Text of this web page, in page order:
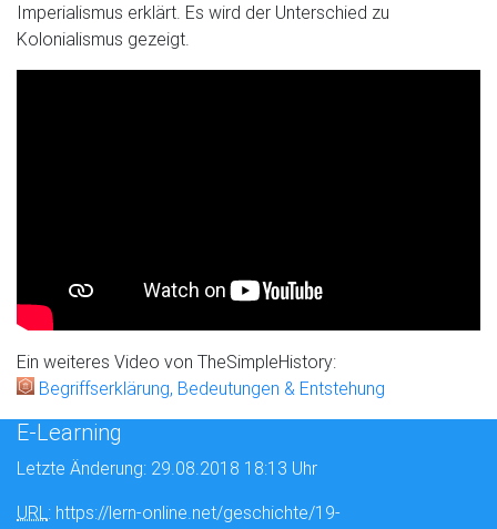
Imperialismus erklärt. Es wird der Unterschied zu
Kolonialismus gezeigt.
Ein weiteres Video von TheSimpleHistory:
Begriffserklärung, Bedeutungen & Entstehung
E-Learning
Letzte Änderung: 29.08.2018 18:13 Uhr
URL: https://lern-online.net/geschichte/19-